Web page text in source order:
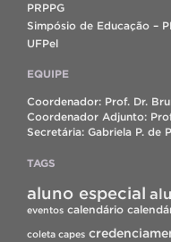
PRPPG
Simpósio de Educação –
UFPel
EQUIPE
Coordenador: Prof. Dr.
Coordenador Adjunto:
Secretária: Gabriela P. de
TAGS
aluno especial
eventos calendário
coleta capes